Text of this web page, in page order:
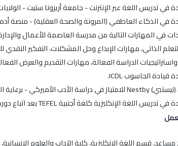
الذاتي، مهارات الإبداع وحل المشكلات، التفكير
الدراسة الفعالة، مهارات التقديم والعرض